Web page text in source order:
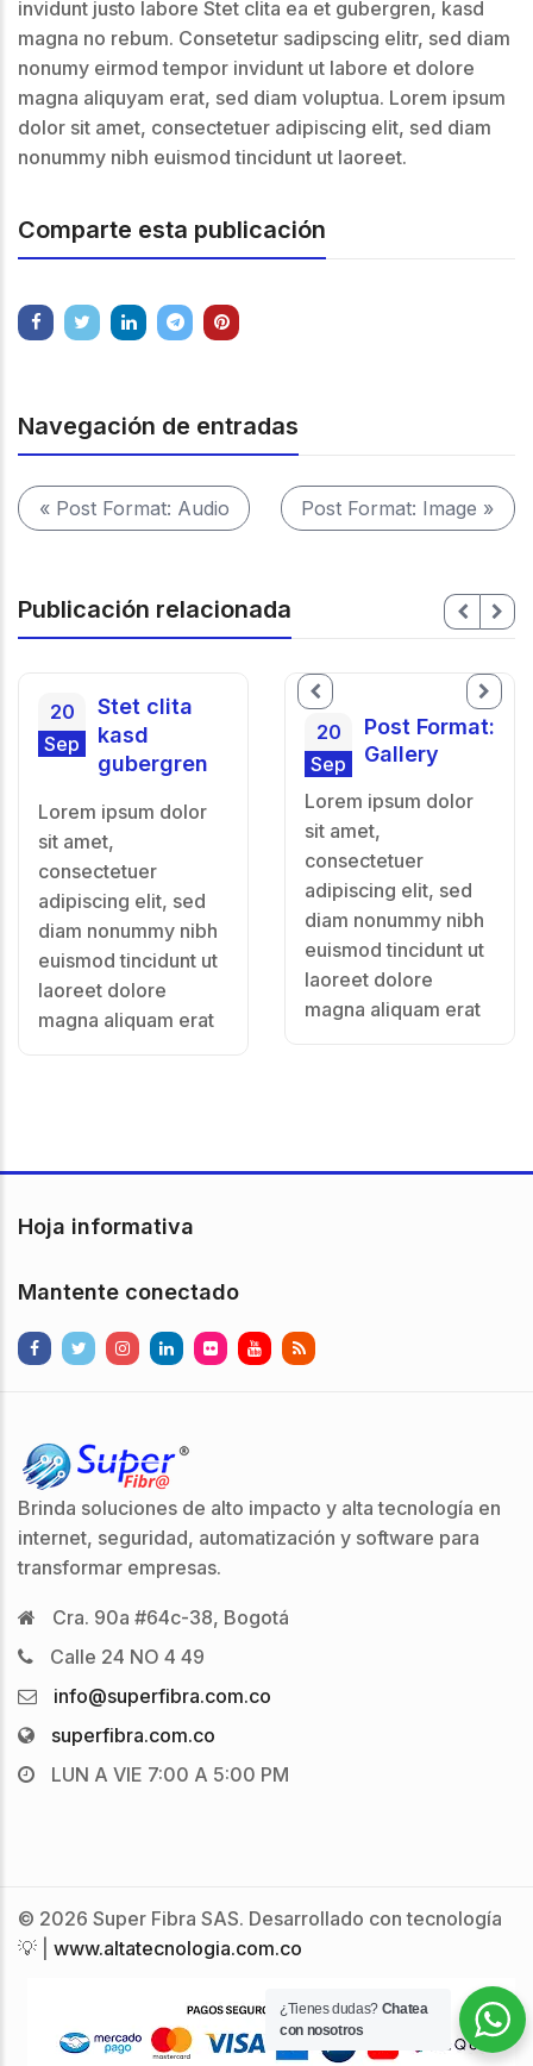
invidunt justo labore Stet clita ea et gubergren, kasd
magna no rebum. Consetetur sadipscing elitr, sed diam
nonumy eirmod tempor invidunt ut labore et dolore
magna aliquyam erat, sed diam voluptua. Lorem ipsum
dolor sit amet, consectetuer adipiscing elit, sed diam
nonummy nibh euismod tincidunt ut laoreet.
Comparte esta publicación
Navegación de entradas
« Post Format: Audio Post Format: Image »
Publicación relacionada
20
Sep
Stet clita
kasd
gubergren
Lorem ipsum dolor
sit amet,
consectetuer
adipiscing elit, sed
diam nonummy nibh
euismod tincidunt ut
laoreet dolore
magna aliquam erat
20
Sep
Post Format:
Gallery
Lorem ipsum dolor
sit amet,
consectetuer
adipiscing elit, sed
diam nonummy nibh
euismod tincidunt ut
laoreet dolore
magna aliquam erat
Hoja informativa
Mantente conectado
Brinda soluciones de alto impacto y alta tecnología en
internet, seguridad, automatización y software para
transformar empresas.
Cra. 90a #64c-38, Bogotá
Calle 24 NO 4 49
info@superfibra.com.co
superfibra.com.co
LUN A VIE 7:00 A 5:00 PM
© 2026 Super Fibra SAS. Desarrollado con tecnología
💡 | www.altatecnologia.com.co
¿Tienes dudas? Chatea
con nosotros